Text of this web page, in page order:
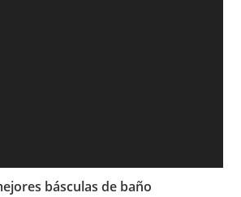
básculas de baño